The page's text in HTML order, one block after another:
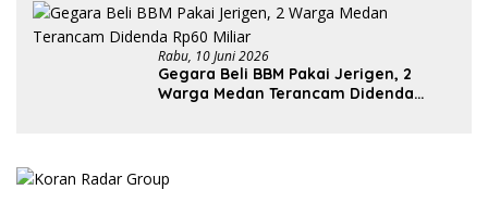
Rabu, 10 Juni 2026
Gegara Beli BBM Pakai Jerigen, 2
Warga Medan Terancam Didenda